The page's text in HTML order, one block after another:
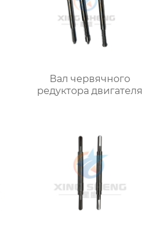
Вал червячного
редуктора двигателя